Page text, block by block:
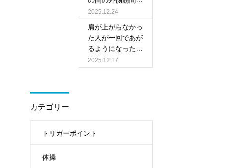
隔で劇的改善!!
2025.12.24
肩が上がらなかっ
た人が一回であが
るようになったわ
け
2025.12.17
カテゴリー
トリガーポイント
体操